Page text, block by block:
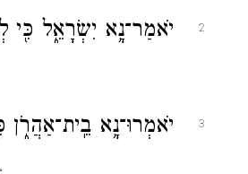
2 יֹאמַר־נָ֥א יִשְׂרָאֵ֑ל כִּ֖י
3 יֹאמְרוּ־נָ֥א בֵֽית־אַהֲרֹ֑ן